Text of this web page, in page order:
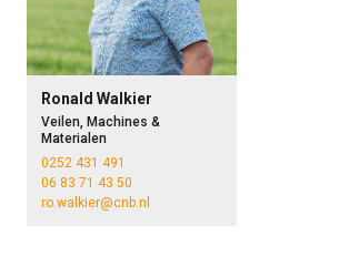
Ronald Walkier
Veilen, Machines &
Materialen
0252 431 491
06 83 71 43 50
ro.walkier@cnb.nl